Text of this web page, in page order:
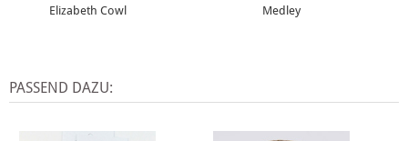
Elizabeth Cowl Medley
PASSEND DAZU: